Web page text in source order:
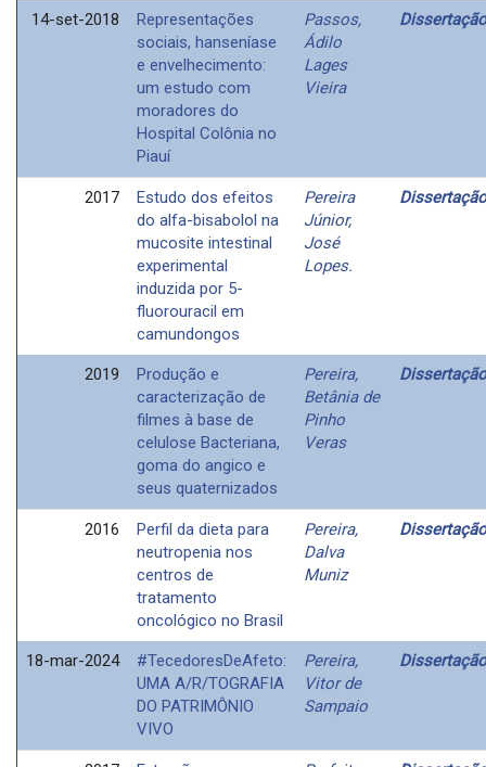
14-set-2018
Representações
sociais, hanseníase
e envelhecimento:
um estudo com
moradores do
Hospital Colônia no
Piauí
Passos,
Ádilo
Lages
Vieira
Dissertação
2017
Estudo dos efeitos
do alfa-bisabolol na
mucosite intestinal
experimental
induzida por 5-
fluorouracil em
camundongos
Pereira
Júnior,
José
Lopes.
Dissertação
2019
Produção e
caracterização de
filmes à base de
celulose Bacteriana,
goma do angico e
seus quaternizados
Pereira,
Betânia de
Pinho
Veras
Dissertação
2016
Perfil da dieta para
neutropenia nos
centros de
tratamento
oncológico no Brasil
Pereira,
Dalva
Muniz
Dissertação
18-mar-2024
#TecedoresDeAfeto:
UMA A/R/TOGRAFIA
DO PATRIMÔNIO
VIVO
Pereira,
Vitor de
Sampaio
Dissertação